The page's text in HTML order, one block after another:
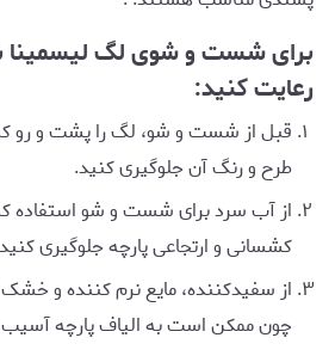
برای شست و شوی لگ لیسمینا
رعایت کنید:
قبل از شست و شو، لگ را پشت و رو
طرح و رنگ آن جلوگیری کنید.
از آب سرد برای شست و شو استفاده
کشسانی و ارتجاعی پارچه جلوگیری
از سفیدکننده، مایع نرم کننده و
چون ممکن است به الیاف پارچه آسیب